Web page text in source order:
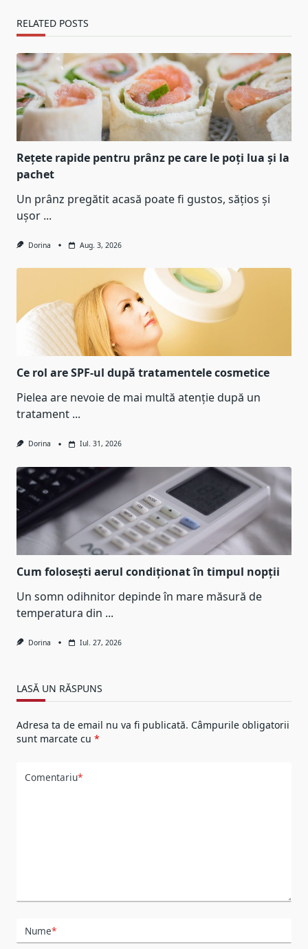
RELATED POSTS
Rețete rapide pentru prânz pe care le poți lua și la
pachet
Un prânz pregătit acasă poate fi gustos, sățios și
ușor ...
Dorina Aug. 3, 2026
Ce rol are SPF-ul după tratamentele cosmetice
Pielea are nevoie de mai multă atenție după un
tratament ...
Dorina Iul. 31, 2026
Cum folosești aerul condiționat în timpul nopții
Un somn odihnitor depinde în mare măsură de
temperatura din ...
Dorina Iul. 27, 2026
LASĂ UN RĂSPUNS
Adresa ta de email nu va fi publicată. Câmpurile obligatorii
sunt marcate cu *
Comentariu*
Nume*